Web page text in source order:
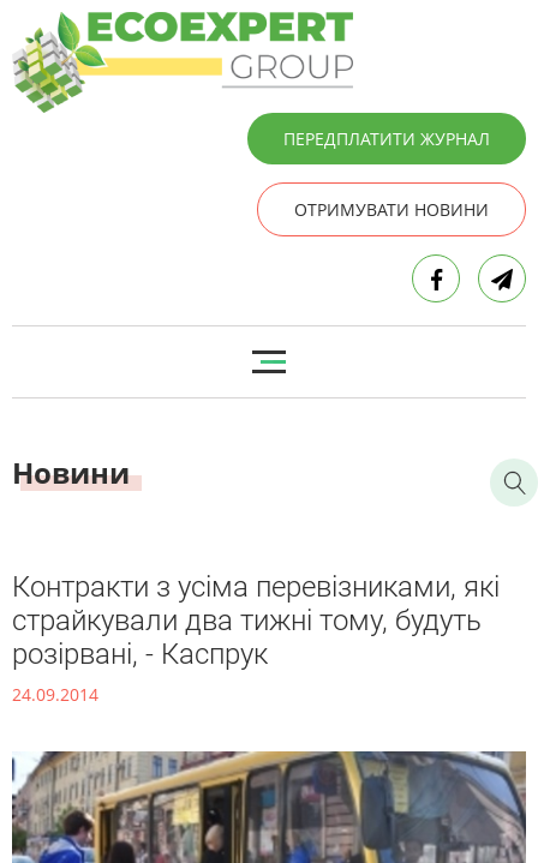
ПЕРЕДПЛАТИТИ ЖУРНАЛ
ОТРИМУВАТИ НОВИНИ
Новини
Контракти з усіма перевізниками, які
страйкували два тижні тому, будуть
розірвані, - Каспрук
24.09.2014